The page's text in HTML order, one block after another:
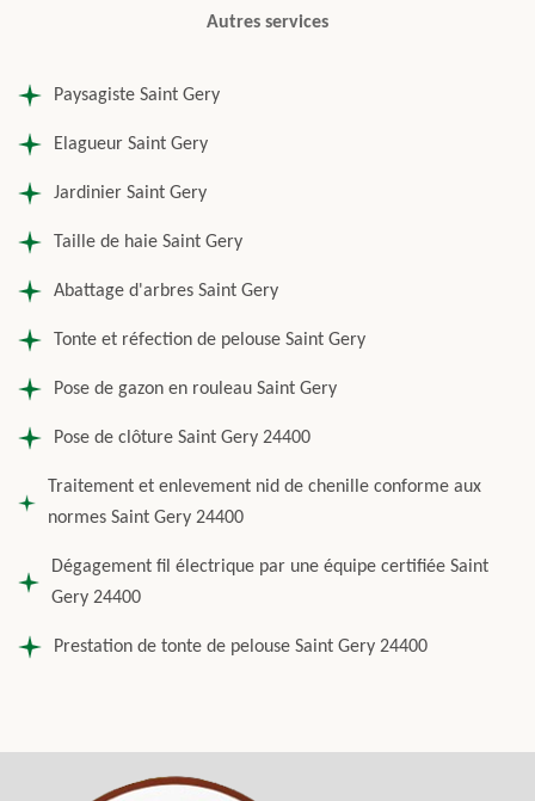
Autres services
Paysagiste Saint Gery
Elagueur Saint Gery
Jardinier Saint Gery
Taille de haie Saint Gery
Abattage d'arbres Saint Gery
Tonte et réfection de pelouse Saint Gery
Pose de gazon en rouleau Saint Gery
Pose de clôture Saint Gery 24400
Traitement et enlevement nid de chenille conforme aux
normes Saint Gery 24400
Dégagement fil électrique par une équipe certifiée Saint
Gery 24400
Prestation de tonte de pelouse Saint Gery 24400